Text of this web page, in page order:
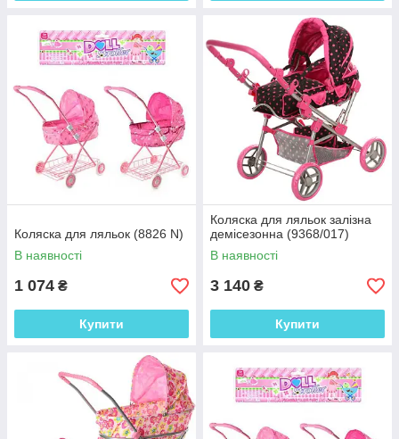
Коляска для ляльок (8826 N)
В наявності
1 074 ₴
Купити
Коляска для ляльок залізна
демісезонна (9368/017)
В наявності
3 140 ₴
Купити